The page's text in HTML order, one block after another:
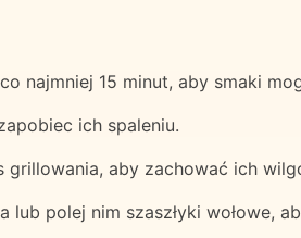
najmniej 15 minut, aby smaki
ich spaleniu.
grillowania, aby zachować ich
polej nim szaszłyki wołowe,